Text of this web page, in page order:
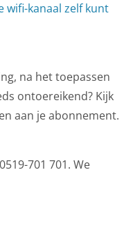
wifi-kanaal zelf kunt
na het toepassen
ontoereikend? Kijk
aan je abonnement.
701 701. We